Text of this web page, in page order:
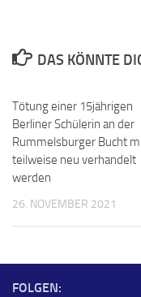
DAS KÖNNTE
Tötung einer 15jährigen
Berliner Schülerin an der
Rummelsburger Bucht
teilweise neu verhandelt
werden
26. NOVEMBER 2021
FOLGEN: